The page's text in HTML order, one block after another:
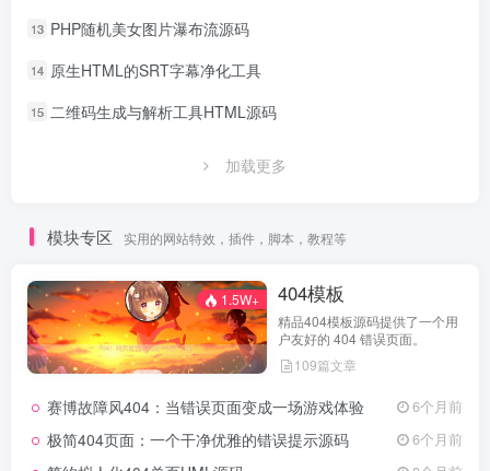
13 PHP随机美女图片瀑布流源码
14 原生HTML的SRT字幕净化工具
15 二维码生成与解析工具HTML源码
加载更多
模块专区 实用的网站特效，插件，脚本，教程等
1.5W+ 404模板
精品404模板源码提供了一个用
户友好的 404 错误页面。
109篇文章
赛博故障风404：当错误页面变成一场游戏体验 6个月前
极简404页面：一个干净优雅的错误提示源码 6个月前